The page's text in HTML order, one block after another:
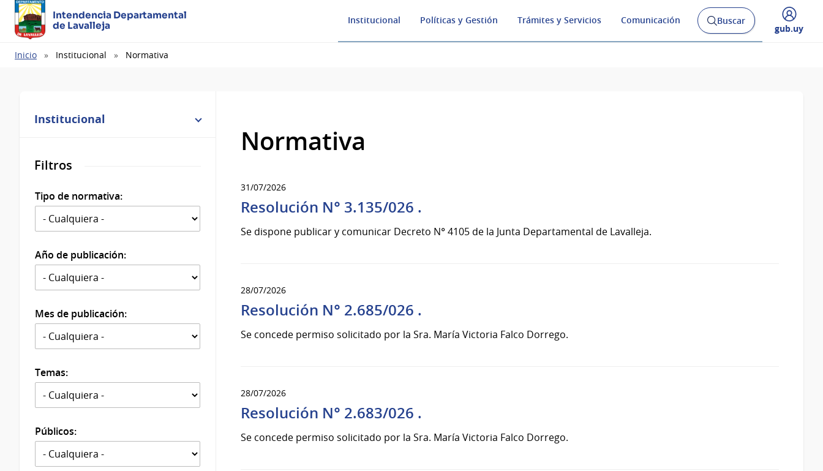
Intendencia Departamental
de Lavalleja
Institucional Políticas y Gestión Trámites y Servicios Comunicación
Abrir
buscador
Buscar
Desplegar
gub.uy
Ruta
Inicio Institucional Normativa
Institucional
Filtros
Tipo de normativa:
Año de publicación:
Mes de publicación:
Temas:
Públicos:
Normativa
31/07/2026
Resolución N° 3.135/026 .
Se dispone publicar y comunicar Decreto N° 4105 de la Junta Departamental de Lavalleja.
28/07/2026
Resolución N° 2.685/026 .
Se concede permiso solicitado por la Sra. María Victoria Falco Dorrego.
28/07/2026
Resolución N° 2.683/026 .
Se concede permiso solicitado por la Sra. María Victoria Falco Dorrego.